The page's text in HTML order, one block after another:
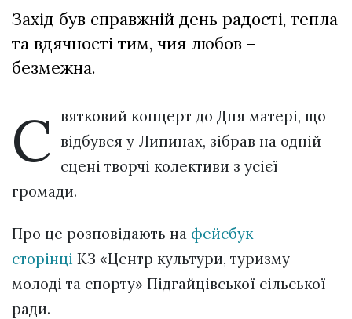
Лайф
Афіша
ZONE 18+
Політика конфіденційності
Захід був справжній день радості, тепла
та вдячності тим, чия любов –
безмежна.
С вятковий концерт до Дня матері, що
відбувся у Липинах, зібрав на одній
сцені творчі колективи з усієї
громади.
Про це розповідають на фейсбук-
сторінці КЗ «Центр культури, туризму
молоді та спорту» Підгайцівської сільської
ради.